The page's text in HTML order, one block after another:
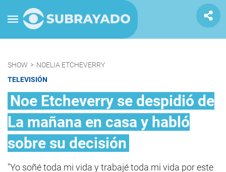
SHOW > NOELIA ETCHEVERRY
TELEVISIÓN
Noe Etcheverry se despidió de
La mañana en casa y habló
sobre su decisión
"Yo soñé toda mi vida y trabajé toda mi vida por este